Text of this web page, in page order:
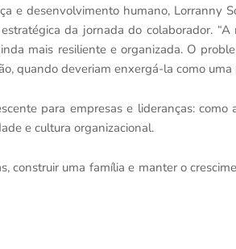
e desenvolvimento humano, Lorranny
da jornada do colaborador.
mais resiliente e organizada. O
quando deveriam enxergá-la como uma
para empresas e lideranças:
e cultura organizacional.
construir uma família e manter o